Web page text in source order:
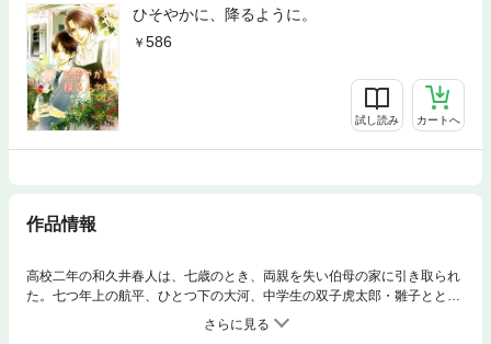
ひそやかに、降るように。
586
試し読み カートへ
作品情報
高校二年の和久井春人は、七歳のとき、両親を失い伯母の家に引き取られ
た。七つ年上の航平、ひとつ下の大河、中学生の双子虎太郎・雛子ととも
に五人兄弟の次男として暮らし始めて十年、航平と出会ったときに生まれ
た気持ちはやがて恋へと育つ。そんなある日、告白した春人に、航平は